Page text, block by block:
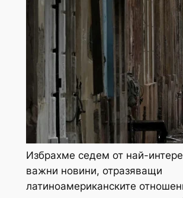
Избрахме седем от най-
важни новини, отразяващи
латиноамериканските